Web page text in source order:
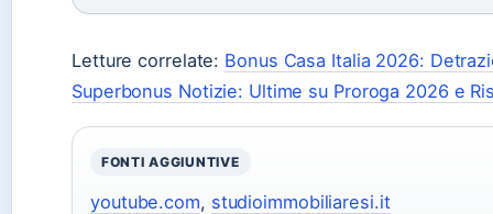
Letture correlate: Bonus Casa Italia 2026:
Superbonus Notizie: Ultime su Proroga 2026 e
FONTI AGGIUNTIVE
youtube.com, studioimmobiliaresi.it